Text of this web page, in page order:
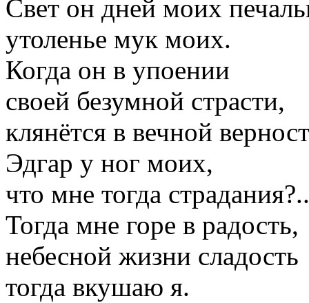
Свет он дней моих
утоленье мук моих.
Когда он в упоении
своей безумной страсти,
клянётся в вечной
Эдгар у ног моих,
что мне тогда страдания?..
Тогда мне горе в радость,
небесной жизни сладость
тогда вкушаю я.